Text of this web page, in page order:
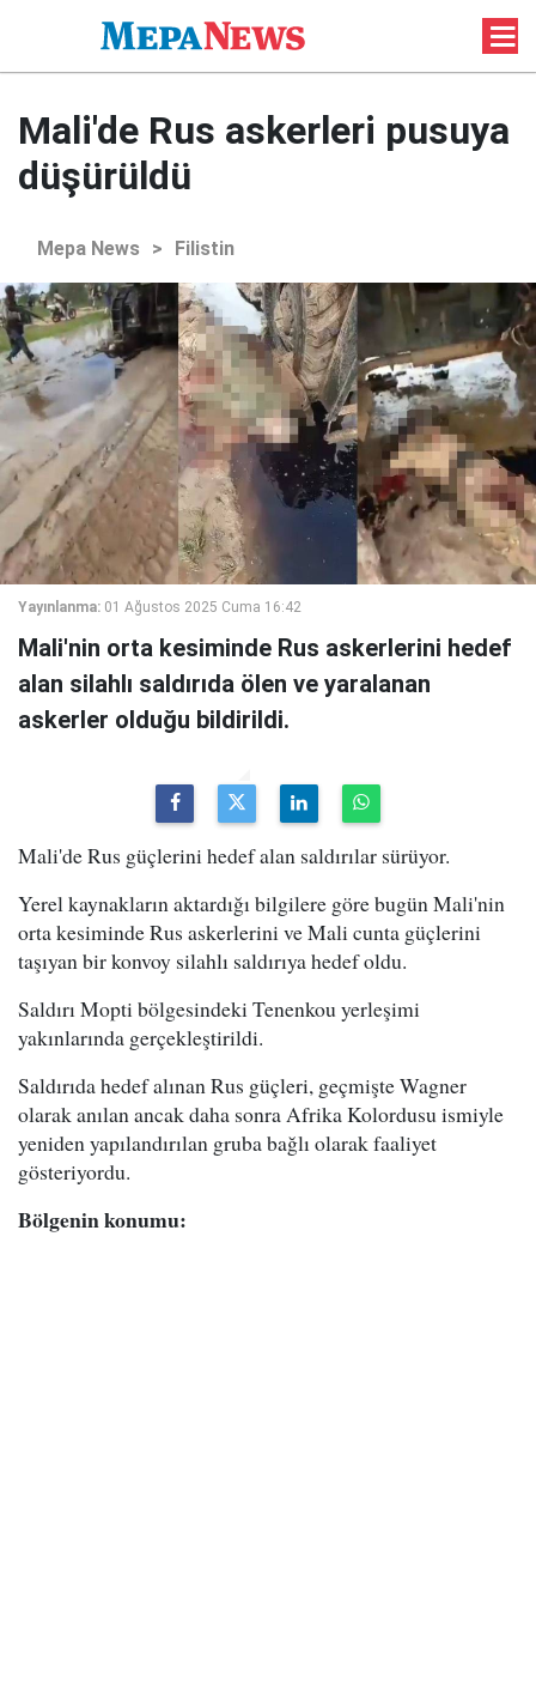
Mali'de Rus askerleri pusuya
düşürüldü
Mepa News > Filistin
Yayınlanma: 01 Ağustos 2025 Cuma 16:42
Mali'nin orta kesiminde Rus askerlerini hedef
alan silahlı saldırıda ölen ve yaralanan
askerler olduğu bildirildi.
Mali'de Rus güçlerini hedef alan saldırılar sürüyor.
Yerel kaynakların aktardığı bilgilere göre bugün Mali'nin
orta kesiminde Rus askerlerini ve Mali cunta güçlerini
taşıyan bir konvoy silahlı saldırıya hedef oldu.
Saldırı Mopti bölgesindeki Tenenkou yerleşimi
yakınlarında gerçekleştirildi.
Saldırıda hedef alınan Rus güçleri, geçmişte Wagner
olarak anılan ancak daha sonra Afrika Kolordusu ismiyle
yeniden yapılandırılan gruba bağlı olarak faaliyet
gösteriyordu.
Bölgenin konumu: